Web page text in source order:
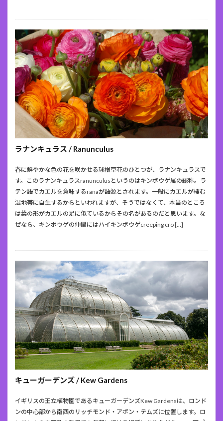
ラナンキュラス / Ranunculus
春に鮮やかな色の花を咲かせる球根草花のひとつが、ラナンキュラスで
す。このラナンキュラスranunculusというのはキンポウゲ属の総称。ラ
テン語でカエルを意味するranaが語源とされます。一般にカエルが棲む
湿地帯に自生するからといわれますが、そうではなくて、本当のところ
は葉の形がカエルの足に似ているからその名があるのだと思います。な
ぜなら、キンポウゲの仲間にはハイキンポウゲcreeping cro […]
キューガーデンズ / Kew Gardens
イギリスの王立植物園であるキューガーデンズKew Gardensは、ロンド
ンの中心部から南西のリッチモンド・アポン・テムズに位置します。ロ